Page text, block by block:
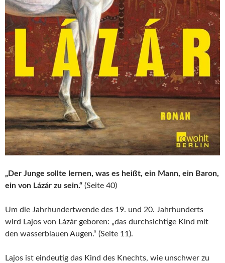
„Der Junge sollte lernen, was es heißt, ein Mann, ein Baron,
ein von Lázár zu sein.“ (Seite 40)
Um die Jahrhundertwende des 19. und 20. Jahrhunderts
wird Lajos von Lázár geboren: „das durchsichtige Kind mit
den wasserblauen Augen.“ (Seite 11).
Lajos ist eindeutig das Kind des Knechts, wie unschwer zu